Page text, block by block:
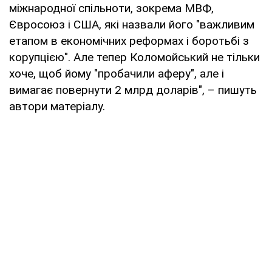
міжнародної спільноти, зокрема МВФ,
Євросоюз і США, які назвали його "важливим
етапом в економічних реформах і боротьбі з
корупцією". Але тепер Коломойський не тільки
хоче, щоб йому "пробачили аферу", але і
вимагає повернути 2 млрд доларів", – пишуть
автори матеріалу.